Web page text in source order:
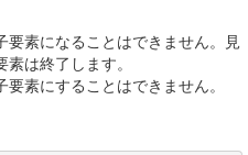
要素になることはできません。見
は終了します。
素にすることはできません。